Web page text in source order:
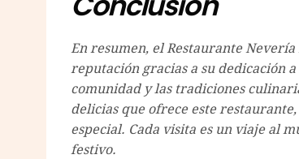
En resumen, el Restaurante
reputación gracias a su dedicación
comunidad y las tradiciones
delicias que ofrece este
especial. Cada visita es un viaje al
festivo.